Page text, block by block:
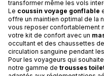
transformer même les vols
Le coussin voyage gonflable
offre un maintien optimal de la
vous reposer confortablement
votre kit de confort avec un
occultant et des chaussettes
circulation sanguine pendant
Pour les voyageurs qui
notre gamme de trousses